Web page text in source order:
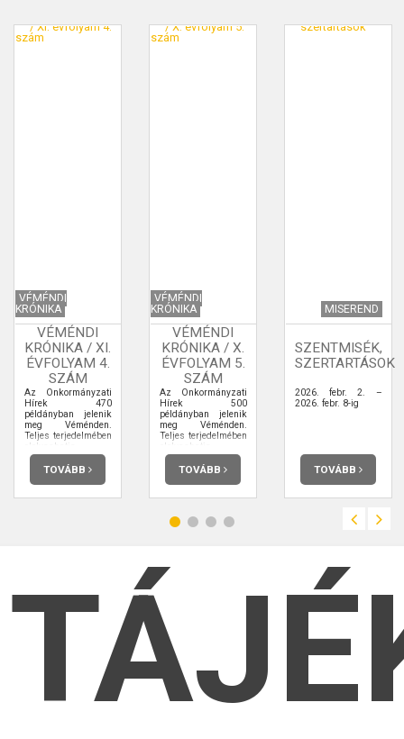
VÉMÉNDI
KRÓNIKA
VÉMÉNDI
KRÓNIKA / XI.
ÉVFOLYAM 4.
SZÁM
Az Önkormányzati
Hírek 470
példányban jelenik
meg Véménden.
Teljes terjedelmében
elolvashatja.
TOVÁBB
VÉMÉNDI
KRÓNIKA
VÉMÉNDI
KRÓNIKA / X.
ÉVFOLYAM 5.
SZÁM
Az Önkormányzati
Hírek 500
példányban jelenik
meg Véménden.
Teljes terjedelmében
elolvashatja.
TOVÁBB
MISEREND
SZENTMISÉK,
SZERTARTÁSOK
2026. febr. 2. –
2026. febr. 8-ig
TOVÁBB